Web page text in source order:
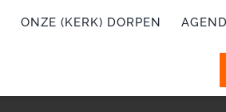
ONZE (KERK) DORPEN